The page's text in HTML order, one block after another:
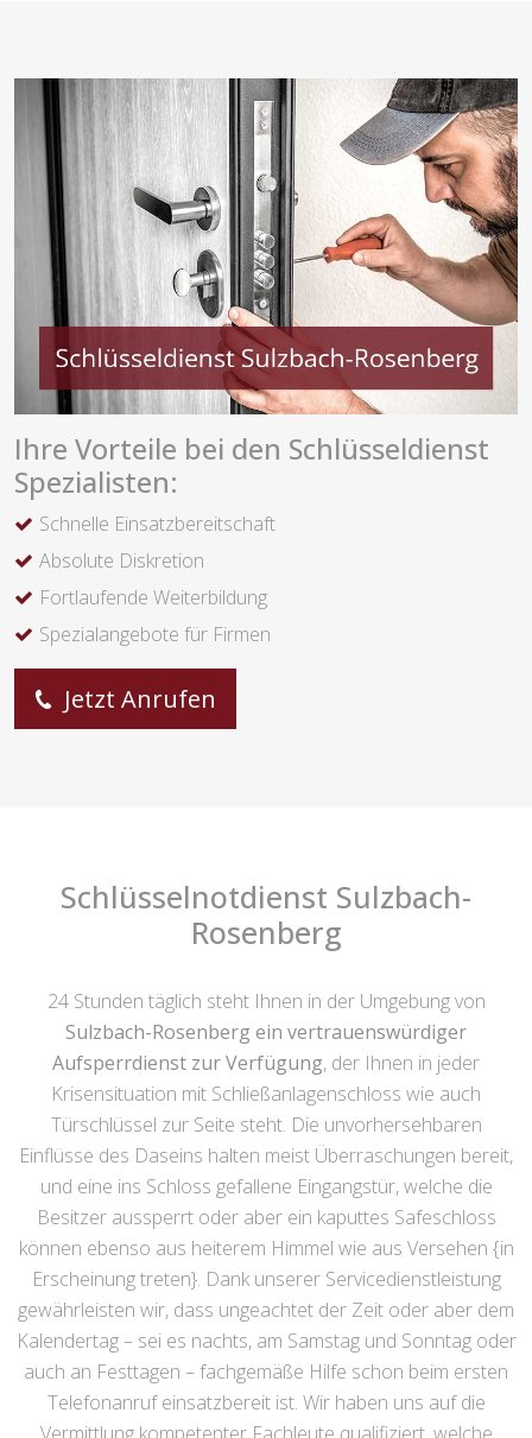
Ihre Vorteile bei den Schlüsseldienst
Spezialisten:
Schnelle Einsatzbereitschaft
Absolute Diskretion
Fortlaufende Weiterbildung
Spezialangebote für Firmen
Jetzt Anrufen
Schlüsselnotdienst Sulzbach-
Rosenberg
24 Stunden täglich steht Ihnen in der Umgebung von
Sulzbach-Rosenberg ein vertrauenswürdiger
Aufsperrdienst zur Verfügung, der Ihnen in jeder
Krisensituation mit Schließanlagenschloss wie auch
Türschlüssel zur Seite steht. Die unvorhersehbaren
Einflüsse des Daseins halten meist Überraschungen bereit,
und eine ins Schloss gefallene Eingangstür, welche die
Besitzer aussperrt oder aber ein kaputtes Safeschloss
können ebenso aus heiterem Himmel wie aus Versehen {in
Erscheinung treten}. Dank unserer Servicedienstleistung
gewährleisten wir, dass ungeachtet der Zeit oder aber dem
Kalendertag – sei es nachts, am Samstag und Sonntag oder
auch an Festtagen – fachgemäße Hilfe schon beim ersten
Telefonanruf einsatzbereit ist. Wir haben uns auf die